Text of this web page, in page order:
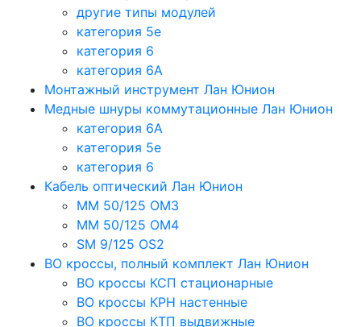
другие типы модулей
категория 5е
категория 6
категория 6A
Монтажный инструмент Лан Юнион
Медные шнуры коммутационные Лан Юнион
категория 6A
категория 5e
категория 6
Кабель оптический Лан Юнион
MM 50/125 OM3
MM 50/125 OM4
SM 9/125 OS2
ВО кроссы, полный комплект Лан Юнион
ВО кроссы КСП стационарные
ВО кроссы КРН настенные
ВО кроссы КТП выдвижные